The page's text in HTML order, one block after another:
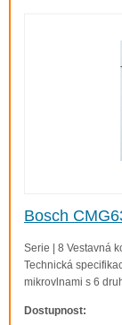
Bosch
Serie | 8 Vestavná
Technická
mikrovlnami s 6
způsoby ohřevu s..
Dostupnost: